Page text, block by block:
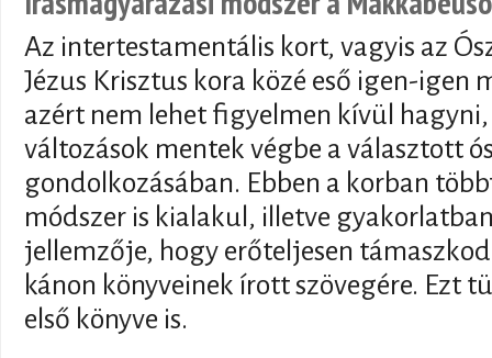
Az intertestamentális kort, vagyis az
Jézus Krisztus kora közé eső igen-igen
azért nem lehet figyelmen kívül
változások mentek végbe a választott
gondolkozásában. Ebben a korban
módszer is kialakul, illetve
jellemzője, hogy erőteljesen
kánon könyveinek írott szövegére. Ezt
első könyve is.